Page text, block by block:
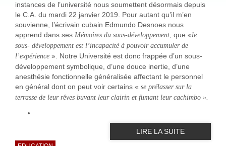
instances de l’université nous soumettent désormais depuis
le C.A. du mardi 22 janvier 2019. Pour autant qu’il m’en
souvienne, l’écrivain cubain Edmundo Desnoes nous
apprend dans ses Mémoires du sous-développement , que «le
sous- développement est l’incapacité à pouvoir accumuler de
l’expérience ». Notre Université est donc frappée d’un sous-
développement symbolique, d’une douce inertie, d’une
anesthésie fonctionnelle généralisée affectant le personnel
en général dont on peut voir certains « se prélasser sur la
terrasse de leur rêves buvant leur clairin et fumant leur cachimbo ».
LIRE LA SUITE